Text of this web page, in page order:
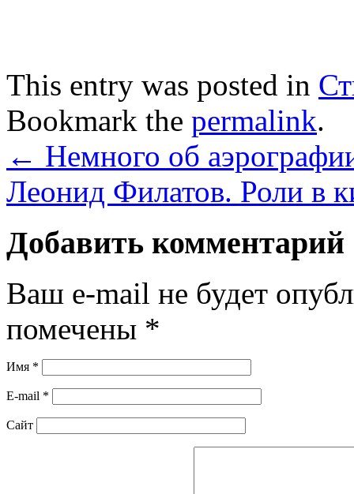
This entry was posted in
Bookmark the permalink.
← Немного об
Леонид Филатов. Роли в
Добавить комментарий
Ваш e-mail не будет
помечены *
Имя *
E-mail *
Сайт